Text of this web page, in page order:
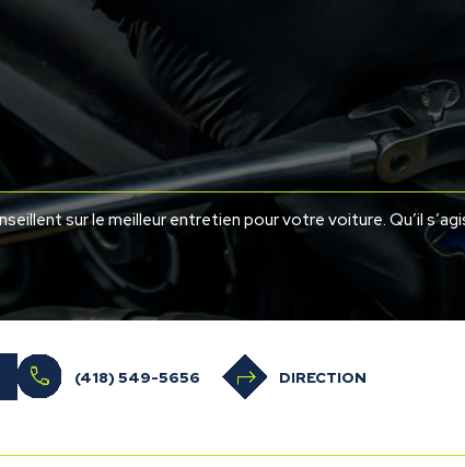
sur le meilleur entretien pour votre voiture. Qu’il
(418) 549-5656 DIRECTION